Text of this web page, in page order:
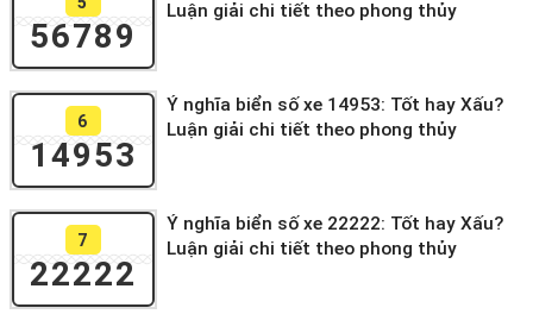
56789
Luận giải chi tiết theo phong thủy
6
14953
Ý nghĩa biển số xe 14953: Tốt hay Xấu?
Luận giải chi tiết theo phong thủy
7
22222
Ý nghĩa biển số xe 22222: Tốt hay Xấu?
Luận giải chi tiết theo phong thủy